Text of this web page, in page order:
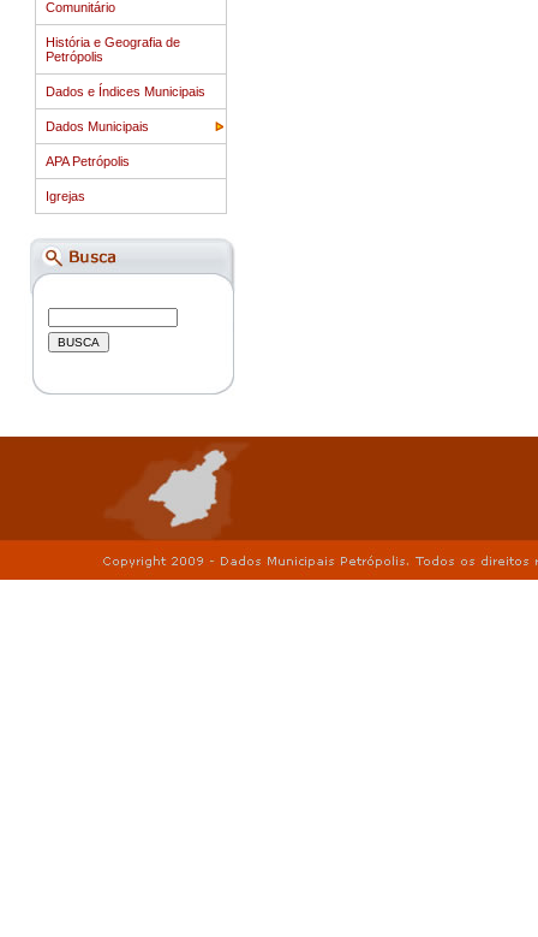
Comunitário
História e Geografia de
Petrópolis
Dados e Índices Municipais
Dados Municipais
APA Petrópolis
Igrejas